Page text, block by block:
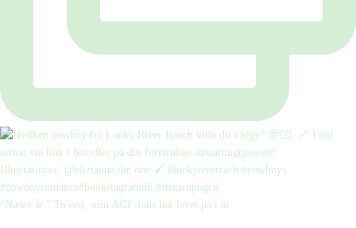
“Næste år.” To ord, som AGF-fans har levet på i år